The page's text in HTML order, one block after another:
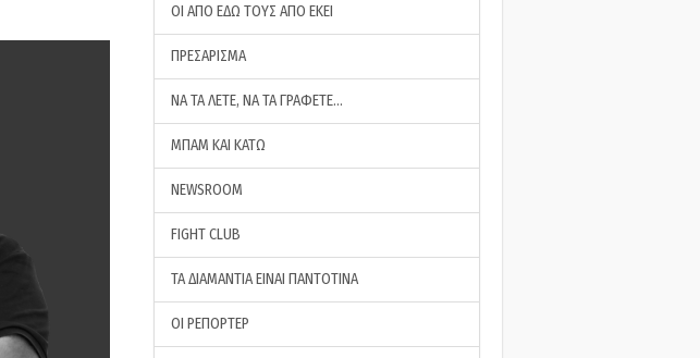
ΟΙ ΑΠΟ ΕΔΩ ΤΟΥΣ ΑΠΟ ΕΚΕΙ
ΠΡΕΣΑΡΙΣΜΑ
ΝΑ ΤΑ ΛΕΤΕ, ΝΑ ΤΑ ΓΡΑΦΕΤΕ…
ΜΠΑΜ ΚΑΙ ΚΑΤΩ
NEWSROOM
FIGHT CLUB
ΤΑ ΔΙΑΜΑΝΤΙΑ ΕΙΝΑΙ ΠΑΝΤΟΤΙΝΑ
ΟΙ ΡΕΠΟΡΤΕΡ